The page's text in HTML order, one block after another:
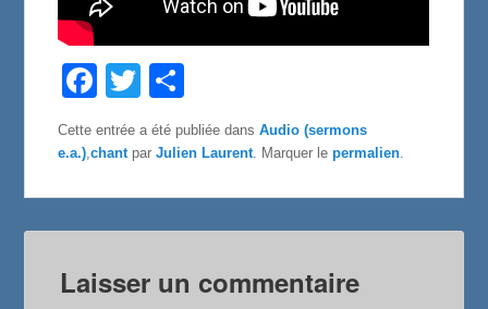
F
e
b
o
k
T
t
t
e
t
a
g
r
Cette entrée a été publiée dansAudio (sermons
e.a.),chantparJulien Laurent. Marquer lepermalien.
Laisser un commentaire